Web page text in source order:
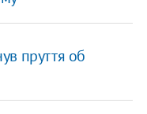
пруття об